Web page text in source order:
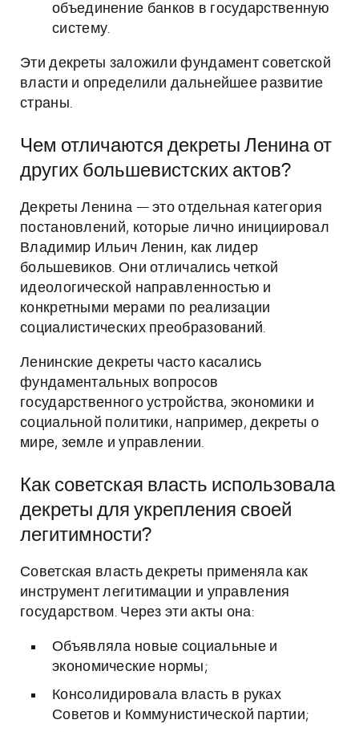
объединение банков в государственную
систему.
Эти декреты заложили фундамент советской
власти и определили дальнейшее развитие
страны.
Чем отличаются декреты Ленина от
других большевистских актов?
Декреты Ленина — это отдельная категория
постановлений, которые лично инициировал
Владимир Ильич Ленин, как лидер
большевиков. Они отличались четкой
идеологической направленностью и
конкретными мерами по реализации
социалистических преобразований.
Ленинские декреты часто касались
фундаментальных вопросов
государственного устройства, экономики и
социальной политики, например, декреты о
мире, земле и управлении.
Как советская власть использовала
декреты для укрепления своей
легитимности?
Советская власть декреты применяла как
инструмент легитимации и управления
государством. Через эти акты она:
Объявляла новые социальные и
экономические нормы;
Консолидировала власть в руках
Советов и Коммунистической партии;